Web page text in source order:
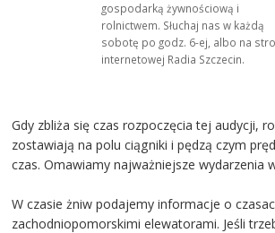
gospodarką żywnościową i
rolnictwem. Słuchaj nas w każdą
sobotę po godz. 6-ej, albo na
internetowej Radia Szczecin.
Gdy zbliża się czas rozpoczęcia tej audycji,
zostawiają na polu ciągniki i pędzą czym
czas. Omawiamy najważniejsze wydarzenia
W czasie żniw podajemy informacje o
zachodniopomorskimi elewatorami. Jeśli